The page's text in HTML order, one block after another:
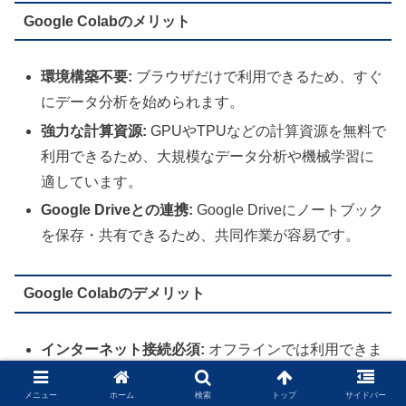
Google Colabのメリット
環境構築不要: ブラウザだけで利用できるため、すぐ
にデータ分析を始められます。
強力な計算資源: GPUやTPUなどの計算資源を無料で
利用できるため、大規模なデータ分析や機械学習に
適しています。
Google Driveとの連携: Google Driveにノートブック
を保存・共有できるため、共同作業が容易です。
Google Colabのデメリット
インターネット接続必須: オフラインでは利用できま
せん。
実行時間の制限:
無料版では、連続実行時間に制限が
メニュー ホーム 検索 トップ サイドバー